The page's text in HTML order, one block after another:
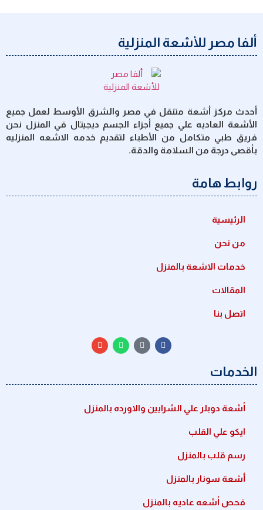
ألفا مصر للأشعة المنزلية
أحدث مركز أشعة متنقل في مصر والشرق الأوسط لعمل جميع
الأشعة العاديه علي جميع أجزاء الجسم ديجيتال في المنزل نحن
فريق طبي متكامل من الأطباء لتقديم خدمه الاشعه المنزليه
بأقصى درجة من السلامة والدقة.
روابط هامة
الرئيسية
من نحن
خدمات الاشعة بالمنزل
المقالات
اتصل بنا
الخدمات
أشعة دوبلر علي الشرايين والاورده بالمنزل
ايكو علي القلب
رسم قلب بالمنزل
أشعة سونار بالمنزل
فحص أشعه عاديه بالمنزل